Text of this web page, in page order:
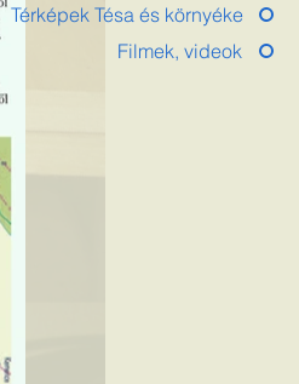
Térképek Tésa és környéke
Filmek, videok